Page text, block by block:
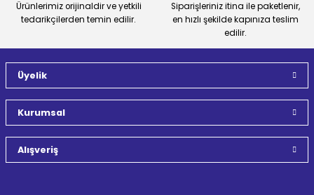
Ürünlerimiz orijinaldir ve yetkili
tedarikçilerden temin edilir.
Siparişleriniz itina ile paketlenir,
en hızlı şekilde kapınıza teslim
edilir.
Üyelik
Kurumsal
Alışveriş